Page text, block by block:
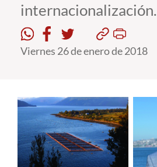
Estudiantes
Académicos
Funcionarios
English
internacionalización.
Viernes 26 de enero de 2018